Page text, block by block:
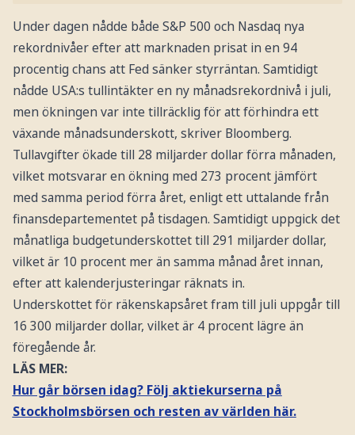
Under dagen nådde både S&P 500 och Nasdaq nya
rekordnivåer efter att marknaden prisat in en 94
procentig chans att Fed sänker styrräntan. Samtidigt
nådde USA:s tullintäkter en ny månadsrekordnivå i juli,
men ökningen var inte tillräcklig för att förhindra ett
växande månadsunderskott, skriver Bloomberg.
Tullavgifter ökade till 28 miljarder dollar förra månaden,
vilket motsvarar en ökning med 273 procent jämfört
med samma period förra året, enligt ett uttalande från
finansdepartementet på tisdagen. Samtidigt uppgick det
månatliga budgetunderskottet till 291 miljarder dollar,
vilket är 10 procent mer än samma månad året innan,
efter att kalenderjusteringar räknats in.
Underskottet för räkenskapsåret fram till juli uppgår till
16 300 miljarder dollar, vilket är 4 procent lägre än
föregående år.
LÄS MER:
Hur går börsen idag? Följ aktiekurserna på
Stockholmsbörsen och resten av världen här.